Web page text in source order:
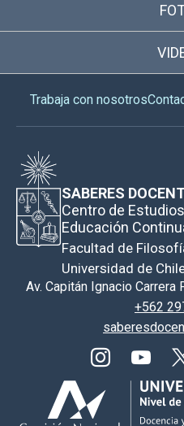
Trabaja con nosotros
SABERES
Centro de
Educación
Facultad de
Universidad de
Av. Capitán Ignacio Carrera
+562